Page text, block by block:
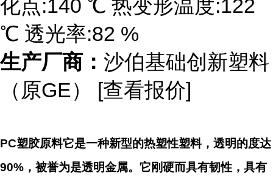
化点:140 ℃ 热变形温度:122
℃ 透光率:82 %
生产厂商： 沙伯基础创新塑料
（原GE） [查看报价]
PC塑胶原料它是一种新型的热塑性塑料，透明的度达
90% ，被誉为是透明金属。它刚硬而具有韧性，具有